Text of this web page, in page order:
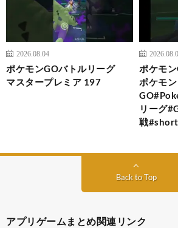
2026.08.04
ポケモンGOバトルリーグ
マスタープレミア 197
ポケモ
ポケモン
リーグ
戦
Back to Top
アプリゲームまとめ関連リンク